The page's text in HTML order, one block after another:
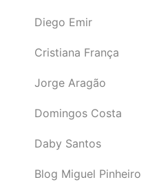
Diego Emir
Cristiana França
Jorge Aragão
Domingos Costa
Daby Santos
Blog Miguel Pinheiro